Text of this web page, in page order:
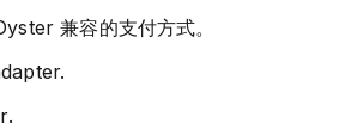
兼容的支付方式。